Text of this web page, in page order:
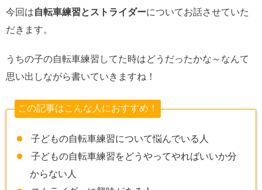
今回は自転車練習とストライダーについてお話させていた
だきます。
うちの子の自転車練習してた時はどうだったかな～なんて
思い出しながら書いていきますね！
この記事はこんな人におすすめ！
子どもの自転車練習について悩んでいる人
子どもの自転車練習をどうやってやればいいか分
からない人